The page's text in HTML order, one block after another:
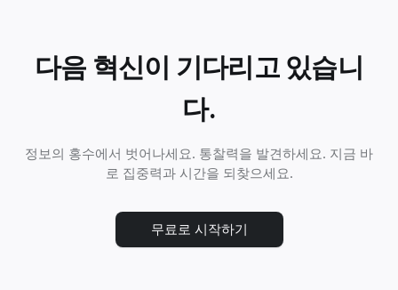
다음 혁신이 기다리고 있습니
다.
정보의 홍수에서 벗어나세요. 통찰력을 발견하세요. 지금 바
로 집중력과 시간을 되찾으세요.
무료로 시작하기